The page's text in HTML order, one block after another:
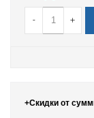
- +
+Скидки от